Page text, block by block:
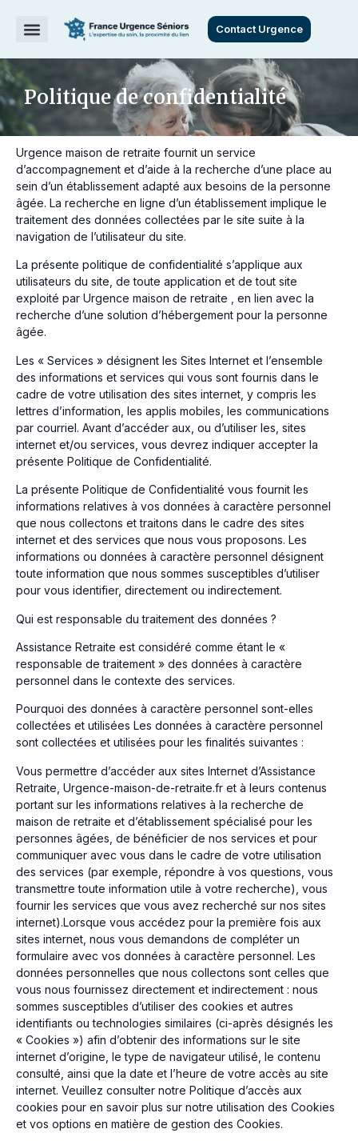
Contact Urgence
Politique de confidentialité
Urgence maison de retraite fournit un service
d’accompagnement et d’aide à la recherche d’une place au
sein d’un établissement adapté aux besoins de la personne
âgée. La recherche en ligne d’un établissement implique le
traitement des données collectées par le site suite à la
navigation de l’utilisateur du site.
La présente politique de confidentialité s’applique aux
utilisateurs du site, de toute application et de tout site
exploité par Urgence maison de retraite , en lien avec la
recherche d’une solution d’hébergement pour la personne
âgée.
Les « Services » désignent les Sites Internet et l’ensemble
des informations et services qui vous sont fournis dans le
cadre de votre utilisation des sites internet, y compris les
lettres d’information, les applis mobiles, les communications
par courriel. Avant d’accéder aux, ou d’utiliser les, sites
internet et/ou services, vous devrez indiquer accepter la
présente Politique de Confidentialité.
La présente Politique de Confidentialité vous fournit les
informations relatives à vos données à caractère personnel
que nous collectons et traitons dans le cadre des sites
internet et des services que nous vous proposons. Les
informations ou données à caractère personnel désignent
toute information que nous sommes susceptibles d’utiliser
pour vous identifier, directement ou indirectement.
Qui est responsable du traitement des données ?
Assistance Retraite est considéré comme étant le «
responsable de traitement » des données à caractère
personnel dans le contexte des services.
Pourquoi des données à caractère personnel sont-elles
collectées et utilisées Les données à caractère personnel
sont collectées et utilisées pour les finalités suivantes :
Vous permettre d’accéder aux sites Internet d’Assistance
Retraite, Urgence-maison-de-retraite.fr et à leurs contenus
portant sur les informations relatives à la recherche de
maison de retraite et d’établissement spécialisé pour les
personnes âgées, de bénéficier de nos services et pour
communiquer avec vous dans le cadre de votre utilisation
des services (par exemple, répondre à vos questions, vous
transmettre toute information utile à votre recherche), vous
fournir les services que vous avez recherché sur nos sites
internet).Lorsque vous accédez pour la première fois aux
sites internet, nous vous demandons de compléter un
formulaire avec vos données à caractère personnel. Les
données personnelles que nous collectons sont celles que
vous nous fournissez directement et indirectement : nous
sommes susceptibles d’utiliser des cookies et autres
identifiants ou technologies similaires (ci-après désignés les
« Cookies ») afin d’obtenir des informations sur le site
internet d’origine, le type de navigateur utilisé, le contenu
consulté, ainsi que la date et l’heure de votre accès au site
internet. Veuillez consulter notre Politique d’accès aux
cookies pour en savoir plus sur notre utilisation des Cookies
et vos options en matière de gestion des Cookies.